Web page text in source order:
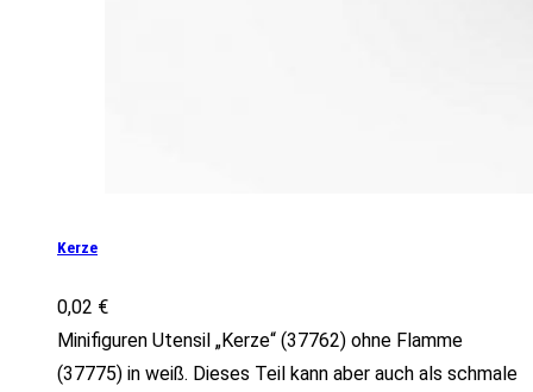
Kerze
0,02 €
Minifiguren Utensil „Kerze“ (37762) ohne Flamme
(37775) in weiß. Dieses Teil kann aber auch als schmale